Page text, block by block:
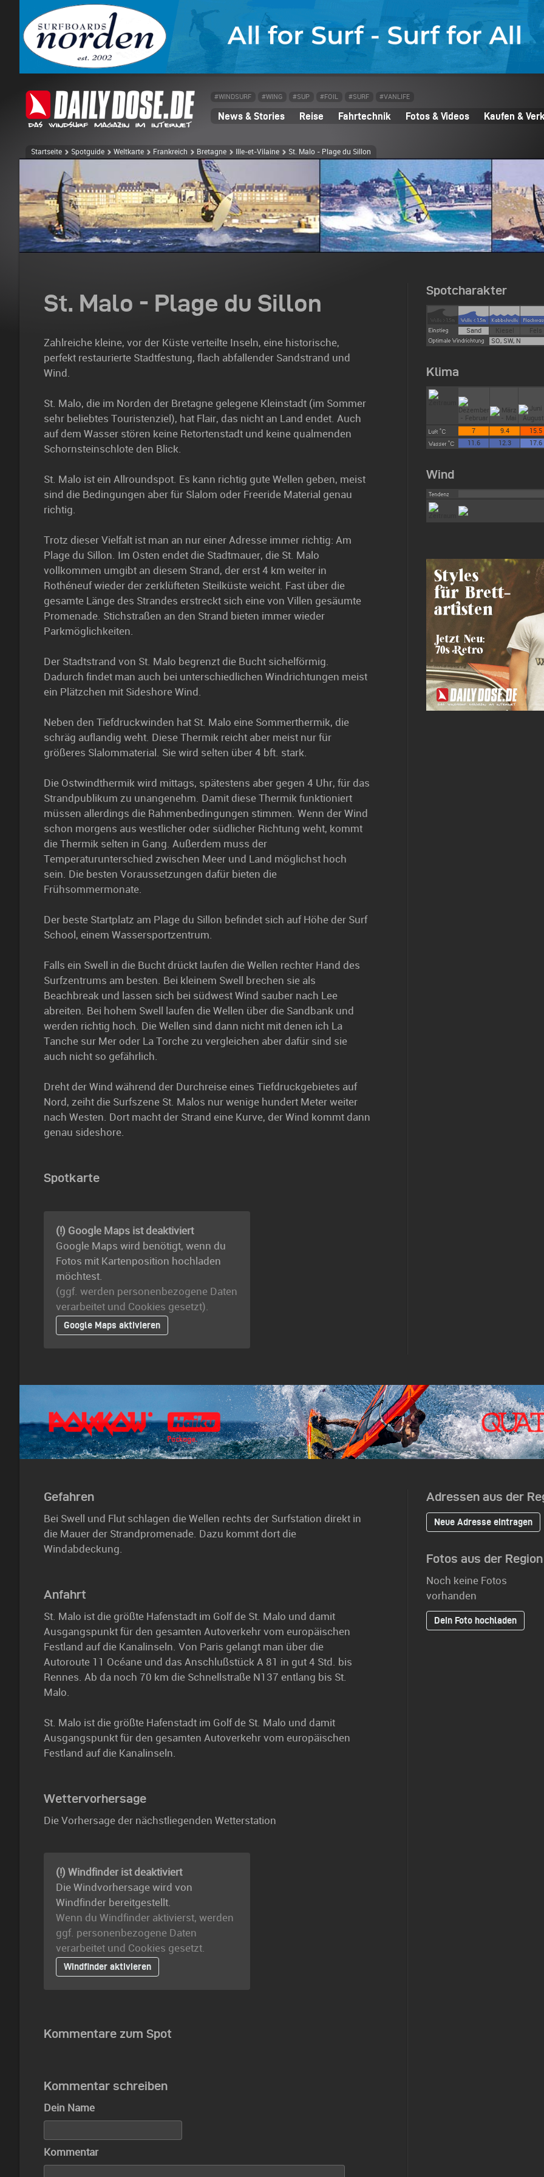
#WINDSURF #WING #SUP #FOIL #SURF #VANLIFE
News & Stories Reise Fahrtechnik Fotos & Videos Kaufen &
Startseite Spotguide Weltkarte Frankreich Bretagne Ille-et-Vilaine St. Malo - Plage du Sillon
St. Malo - Plage du Sillon
Zahlreiche kleine, vor der Küste verteilte Inseln, eine historische,
perfekt restaurierte Stadtfestung, flach abfallender Sandstrand und
Wind.
St. Malo, die im Norden der Bretagne gelegene Kleinstadt (im Sommer
sehr beliebtes Touristenziel), hat Flair, das nicht an Land endet. Auch
auf dem Wasser stören keine Retortenstadt und keine qualmenden
Schornsteinschlote den Blick.
St. Malo ist ein Allroundspot. Es kann richtig gute Wellen geben, meist
sind die Bedingungen aber für Slalom oder Freeride Material genau
richtig.
Trotz dieser Vielfalt ist man an nur einer Adresse immer richtig: Am
Plage du Sillon. Im Osten endet die Stadtmauer, die St. Malo
vollkommen umgibt an diesem Strand, der erst 4 km weiter in
Rothéneuf wieder der zerklüfteten Steilküste weicht. Fast über die
gesamte Länge des Strandes erstreckt sich eine von Villen gesäumte
Promenade. Stichstraßen an den Strand bieten immer wieder
Parkmöglichkeiten.
Der Stadtstrand von St. Malo begrenzt die Bucht sichelförmig.
Dadurch findet man auch bei unterschiedlichen Windrichtungen meist
ein Plätzchen mit Sideshore Wind.
Neben den Tiefdruckwinden hat St. Malo eine Sommerthermik, die
schräg auflandig weht. Diese Thermik reicht aber meist nur für
größeres Slalommaterial. Sie wird selten über 4 bft. stark.
Die Ostwindthermik wird mittags, spätestens aber gegen 4 Uhr, für das
Strandpublikum zu unangenehm. Damit diese Thermik funktioniert
müssen allerdings die Rahmenbedingungen stimmen. Wenn der Wind
schon morgens aus westlicher oder südlicher Richtung weht, kommt
die Thermik selten in Gang. Außerdem muss der
Temperaturunterschied zwischen Meer und Land möglichst hoch
sein. Die besten Voraussetzungen dafür bieten die
Frühsommermonate.
Der beste Startplatz am Plage du Sillon befindet sich auf Höhe der Surf
School, einem Wassersportzentrum.
Falls ein Swell in die Bucht drückt laufen die Wellen rechter Hand des
Surfzentrums am besten. Bei kleinem Swell brechen sie als
Beachbreak und lassen sich bei südwest Wind sauber nach Lee
abreiten. Bei hohem Swell laufen die Wellen über die Sandbank und
werden richtig hoch. Die Wellen sind dann nicht mit denen ich La
Tanche sur Mer oder La Torche zu vergleichen aber dafür sind sie
auch nicht so gefährlich.
Dreht der Wind während der Durchreise eines Tiefdruckgebietes auf
Nord, zeiht die Surfszene St. Malos nur wenige hundert Meter weiter
nach Westen. Dort macht der Strand eine Kurve, der Wind kommt dann
genau sideshore.
Spotkarte
(!) Google Maps ist deaktiviert
Google Maps wird benötigt, wenn du
Fotos mit Kartenposition hochladen
möchtest.
(ggf. werden personen­bezogene Daten
verarbeitet und Cookies gesetzt).
Google Maps aktivieren
Spotcharakter
Sand Kiesel
Fels
SO, SW, N
Klima
7 9.4
15.5
11.6
12.3 17.6
Wind
Gefahren
Bei Swell und Flut schlagen die Wellen rechts der Surfstation direkt in
die Mauer der Strandpromenade. Dazu kommt dort die
Windabdeckung.
Anfahrt
St. Malo ist die größte Hafenstadt im Golf de St. Malo und damit
Ausgangspunkt für den gesamten Autoverkehr vom europäischen
Festland auf die Kanalinseln. Von Paris gelangt man über die
Autoroute 11 Océane und das Anschlußstück A 81 in gut 4 Std. bis
Rennes. Ab da noch 70 km die Schnellstraße N137 entlang bis St.
Malo.
St. Malo ist die größte Hafenstadt im Golf de St. Malo und damit
Ausgangspunkt für den gesamten Autoverkehr vom europäischen
Festland auf die Kanalinseln.
Wettervorhersage
Die Vorhersage der nächstliegenden Wetterstation
(!) Windfinder ist deaktiviert
Die Windvorhersage wird von
Windfinder bereitgestellt.
Wenn du Windfinder aktivierst, werden
ggf. personenbezogene Daten
verarbeitet und Cookies gesetzt.
Windfinder aktivieren
Kommentare zum Spot
Kommentar schreiben
Dein Name
Kommentar
Adressen aus der
Neue Adresse eintragen
Fotos aus der Region
Noch keine Fotos
vorhanden
Dein Foto hochladen